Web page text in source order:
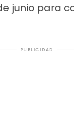
junio para
PUBLICIDAD